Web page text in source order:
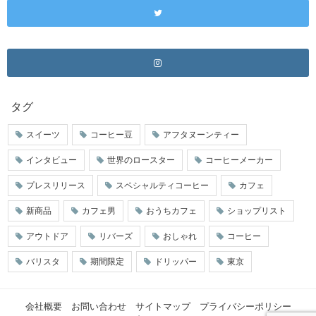
タグ
スイーツ コーヒー豆 アフタヌーンティー
インタビュー 世界のロースター コーヒーメーカー
プレスリリース スペシャルティコーヒー カフェ
新商品 カフェ男 おうちカフェ ショップリスト
アウトドア リバーズ おしゃれ コーヒー
バリスタ 期間限定 ドリッパー 東京
会社概要 お問い合わせ サイトマップ
プライバシーポリシー